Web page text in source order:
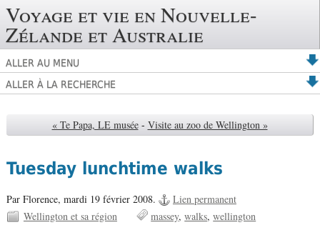
Voyage et vie en Nouvelle-
Zélande et Australie
ALLER AU MENU
ALLER À LA RECHERCHE
« Te Papa, LE musée - Visite au zoo de Wellington »
Tuesday lunchtime walks
Par Florence, mardi 19 février 2008.
Lien permanent
Wellington et sa région
massey walks wellington